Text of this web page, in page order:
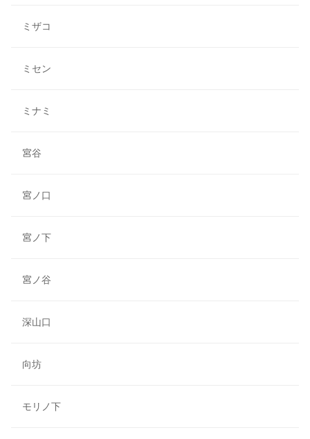
ミザコ
ミセン
ミナミ
宮谷
宮ノ口
宮ノ下
宮ノ谷
深山口
向坊
モリノ下